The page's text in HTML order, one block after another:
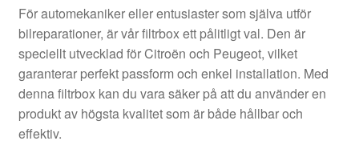
Om oss
Reklamationsprocedur
Transport
Vagn
För automekaniker eller entusiaster som själva utför
bilreparationer, är vår filtrbox ett pålitligt val. Den är
speciellt utvecklad för Citroën och Peugeot, vilket
garanterar perfekt passform och enkel installation. Med
denna filtrbox kan du vara säker på att du använder en
produkt av högsta kvalitet som är både hållbar och
effektiv.